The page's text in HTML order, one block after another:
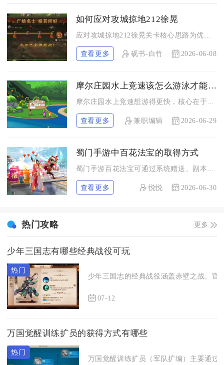
如何应对攻城掠地212徐晃
查看更多 砚书-白竹 2026-06-08
摩尔庄园水上竞速该怎么游泳才能更快
摩尔庄园水上竞速想游得更快，核心在于选对加速载具、穿好速度加...
查看更多 兼职编辑 2026-06-29
蜀门手游中百花法宝的取得方式
查看更多 悦悦 2026-06-30
热门攻略 更多
少年三国志有哪些经典战役可玩
少年三国志的经典战役涵盖赤壁之战、官
07-12
万国觉醒训练扩员的获得方式有哪些
万国觉醒训练扩员（军队扩编）主要通过